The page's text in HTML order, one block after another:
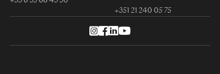
+351 21 240 05 75